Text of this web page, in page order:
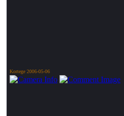
Kortege 2006-05-06